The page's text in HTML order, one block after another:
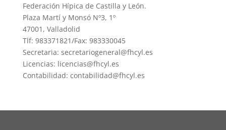
Federación Hípica de Castilla y León.
Plaza Martí y Monsó Nº3, 1º
47001, Valladolid
Tlf: 983371821/Fax: 983330045
Secretaria: secretariogeneral@fhcyl.es
Licencias: licencias@fhcyl.es
Contabilidad: contabilidad@fhcyl.es